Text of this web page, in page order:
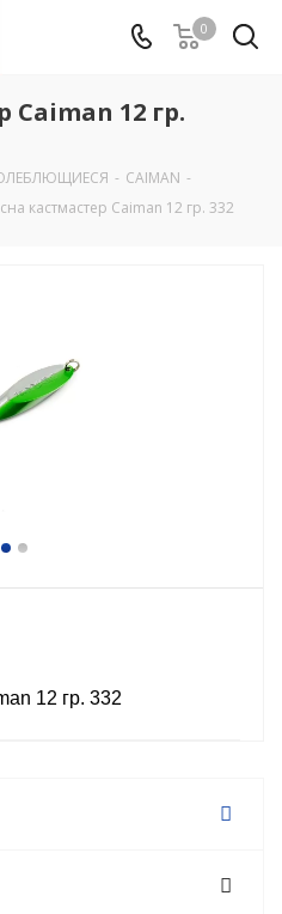
0
Caiman 12 гр.
- CAIMAN -
кастмастер Caiman 12 гр. 332
12 гр. 332